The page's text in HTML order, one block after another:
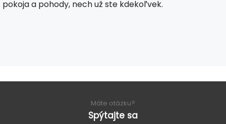
pokoja a pohody, nech už ste kdekoľvek.
Máte otázku?
Spýtajte sa